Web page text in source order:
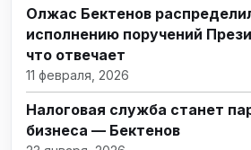
Олжас Бектенов
исполнению поручений
что отвечает
11 февраля, 2026
Налоговая служба станет
бизнеса — Бектенов